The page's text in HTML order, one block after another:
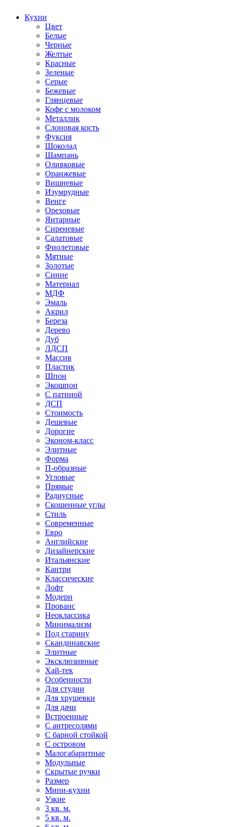
Кухни
Цвет
Белые
Черные
Желтые
Красные
Зеленые
Серые
Бежевые
Глянцевые
Кофе с молоком
Металлик
Слоновая кость
Фуксия
Шоколад
Шампань
Оливковые
Оранжевые
Вишневые
Изумрудные
Венге
Ореховые
Янтарные
Сиреневые
Салатовые
Фиолетовые
Мятные
Золотые
Синие
Материал
МДФ
Эмаль
Акрил
Береза
Дерево
Дуб
ЛДСП
Массив
Пластик
Шпон
Экошпон
С патиной
ДСП
Стоимость
Дешевые
Дорогие
Эконом-класс
Элитные
Форма
П-образные
Угловые
Прямые
Радиусные
Скошенные углы
Стиль
Современные
Евро
Английские
Дизайнерские
Итальянские
Кантри
Классические
Лофт
Модерн
Прованс
Неоклассика
Минимализм
Под старину
Скандинавские
Элитные
Эксклюзивные
Хай-тек
Особенности
Для студии
Для хрущевки
Для дачи
Встроенные
С антресолями
С барной стойкой
С островом
Малогабаритные
Модульные
Скрытые ручки
Размер
Мини-кухни
Узкие
3 кв. м.
5 кв. м.